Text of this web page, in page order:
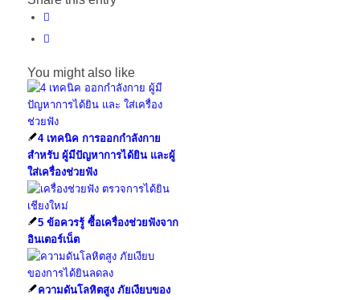
You might also like
4 เทคนิค การออกกำลังกาย
สำหรับ ผู้มีปัญหาการได้ยิน และผู้
ใส่เครื่องช่วยฟัง
5 ข้อควรรู้ ซื้อเครื่องช่วยฟังจาก
อินเตอร์เน็ต
ความดันโลหิตสูง ภัยเงียบของ